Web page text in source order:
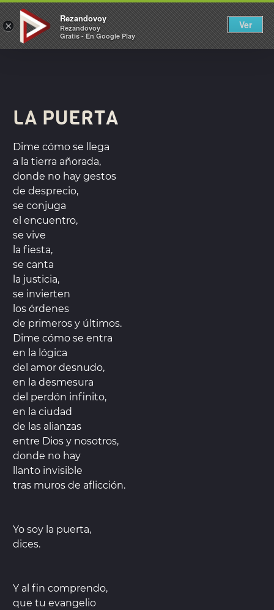
×
Rezandovoy
Rezandovoy
Gratis - En Google Play
Ver
REZANDOVOY
LA PUERTA
Dime cómo se llega
a la tierra añorada,
donde no hay gestos
de desprecio,
se conjuga
el encuentro,
se vive
la fiesta,
se canta
la justicia,
se invierten
los órdenes
de primeros y últimos.
Dime cómo se entra
en la lógica
del amor desnudo,
en la desmesura
del perdón infinito,
en la ciudad
de las alianzas
entre Dios y nosotros,
donde no hay
llanto invisible
tras muros de aflicción.
Yo soy la puerta,
dices.
Y al fin comprendo,
que tu evangelio